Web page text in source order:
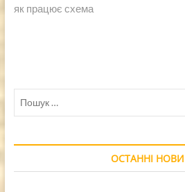
як працює схема
ОСТАННІ